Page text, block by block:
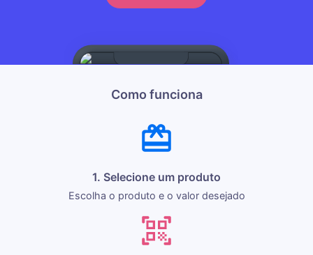
Como funciona
1. Selecione um produto
Escolha o produto e o valor desejado